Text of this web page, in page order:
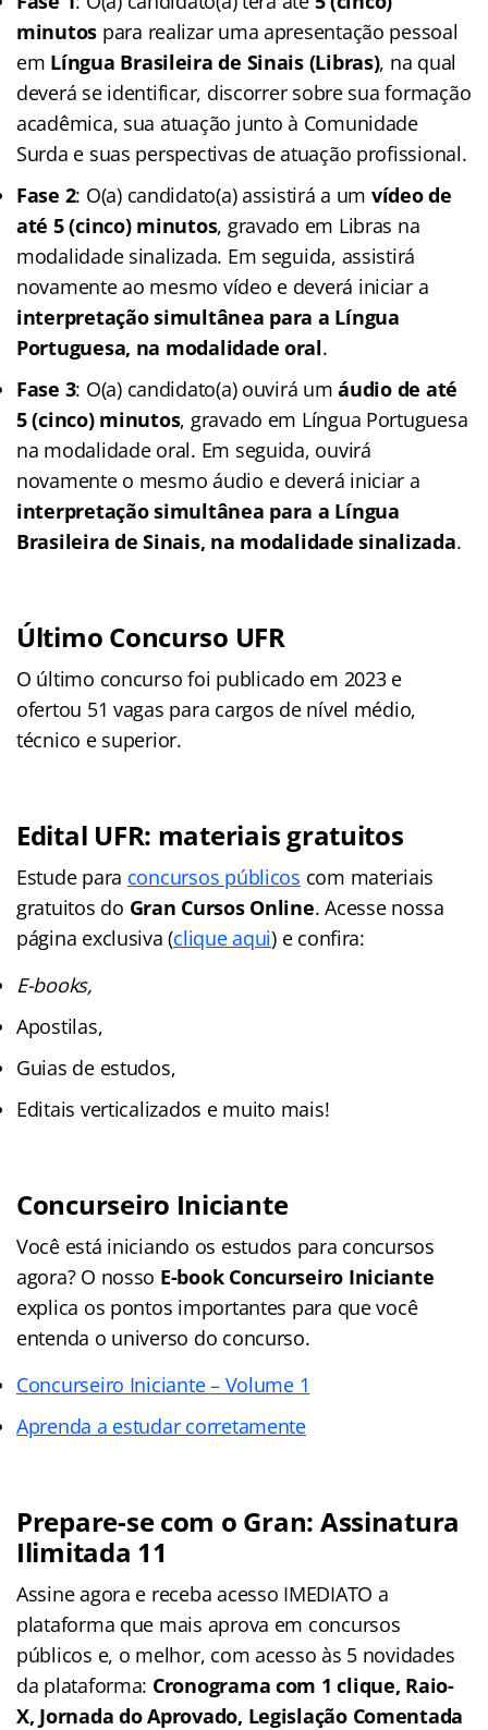
minutos para realizar uma apresentação pessoal
em Língua Brasileira de Sinais (Libras), na qual
deverá se identificar, discorrer sobre sua formação
acadêmica, sua atuação junto à Comunidade
Surda e suas perspectivas de atuação profissional.
Fase 2: O(a) candidato(a) assistirá a um vídeo de
até 5 (cinco) minutos, gravado em Libras na
modalidade sinalizada. Em seguida, assistirá
novamente ao mesmo vídeo e deverá iniciar a
interpretação simultânea para a Língua
Portuguesa, na modalidade oral.
Fase 3: O(a) candidato(a) ouvirá umáudio de até
5 (cinco) minutos, gravado em Língua Portuguesa
na modalidade oral. Em seguida, ouvirá
novamente o mesmo áudio e deverá iniciar a
interpretação simultânea para a Língua
Brasileira de Sinais, na modalidade sinalizada.
Último Concurso UFR
O último concurso foi publicado em 2023 e
ofertou 51 vagas para cargos de nível médio,
técnico e superior.
Edital UFR: materiais gratuitos
Estude para concursos públicos com materiais
gratuitos do Gran Cursos Online. Acesse nossa
página exclusiva (clique aqui) e confira:
E-books,
Apostilas,
Guias de estudos,
Editais verticalizados e muito mais!
Concurseiro Iniciante
Você está iniciando os estudos para concursos
agora? O nosso E-book Concurseiro Iniciante
explica os pontos importantes para que você
entenda o universo do concurso.
Concurseiro Iniciante – Volume 1
Aprenda a estudar corretamente
Prepare-se com o Gran: Assinatura
Ilimitada 11
Assine agora e receba acesso IMEDIATO a
plataforma que mais aprova em concursos
públicos e, o melhor, com acesso às 5 novidades
da plataforma: Cronograma com 1 clique, Raio-
X, Jornada do Aprovado, Legislação Comentada